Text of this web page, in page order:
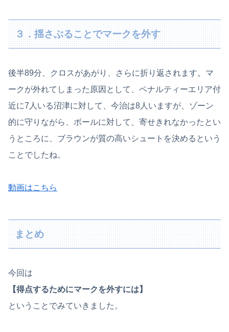
３．揺さぶることでマークを外す
後半89分、クロスがあがり、さらに折り返されます。マ
ークが外れてしまった原因として、ペナルティーエリア付
近に7人いる沼津に対して、今治は8人いますが、ゾーン
的に守りながら、ボールに対して、寄せきれなかったとい
うところに、ブラウンが質の高いシュートを決めるという
ことでしたね。
動画はこちら
まとめ
今回は
【得点するためにマークを外すには】
ということでみていきました。